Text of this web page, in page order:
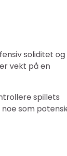
soliditet og
vekt på en
spillets
som